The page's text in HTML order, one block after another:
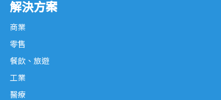
解決方案
商業
零售
餐飲、旅遊
工業
醫療